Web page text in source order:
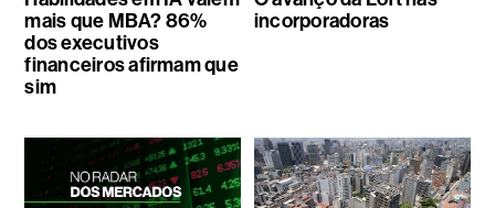
mais que MBA? 86%
dos executivos
financeiros afirmam que
sim
incorporadoras